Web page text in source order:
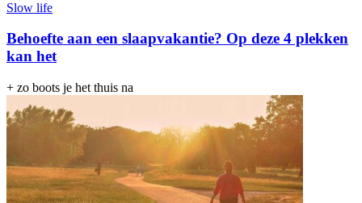
Slow life
Behoefte aan een slaapvakantie? Op deze 4 plekken
kan het
+ zo boots je het thuis na